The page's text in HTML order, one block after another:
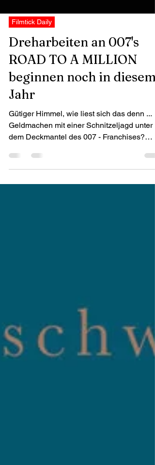
Filmtick Daily
Dreharbeiten an 007's
ROAD TO A MILLION
beginnen noch in diesem
Jahr
Geldmachen mit einer Schnitzeljagd unter
dem Deckmantel des 007 - Franchises?
Prime Video...